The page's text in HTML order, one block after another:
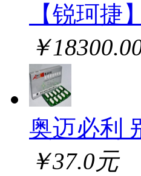
【锐珂捷
￥
奥迈必利
￥37.0元